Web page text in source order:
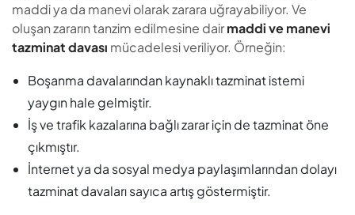
maddi ya da manevi olarak zarara uğrayabiliyor. Ve
oluşan zararın tanzim edilmesine dairmaddi ve manevi
tazminat davası mücadelesi veriliyor. Örneğin:
Boşanma davalarından kaynaklı tazminat istemi
yaygın hale gelmiştir.
İş ve trafik kazalarına bağlı zarar için de tazminat öne
çıkmıştır.
İnternet ya da sosyal medya paylaşımlarından dolayı
tazminat davaları sayıca artış göstermiştir.